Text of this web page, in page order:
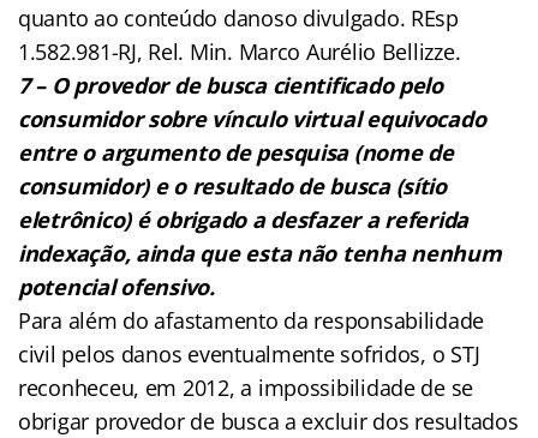
quanto ao conteúdo danoso divulgado. REsp
1.582.981-RJ, Rel. Min. Marco Aurélio Bellizze.
7 – O provedor de busca cientificado pelo
consumidor sobre vínculo virtual equivocado
entre o argumento de pesquisa (nome de
consumidor) e o resultado de busca (sítio
eletrônico) é obrigado a desfazer a referida
indexação, ainda que esta não tenha nenhum
potencial ofensivo.
Para além do afastamento da responsabilidade
civil pelos danos eventualmente sofridos, o STJ
reconheceu, em 2012, a impossibilidade de se
obrigar provedor de busca a excluir dos resultados